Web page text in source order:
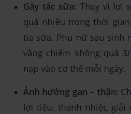
Gây tắc sữa: Thay vì lợi
quá nhiều trong thời
tia sữa. Phụ nữ sau sinh
vằng chiếm không quá
nạp vào cơ thể mỗi ngày.
Ảnh hưởng gan – thận:
lợi tiểu, thanh nhiệt, giải